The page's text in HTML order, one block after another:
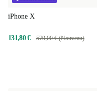
iPhone X
131,80 € 579,00 € (Nouveau)